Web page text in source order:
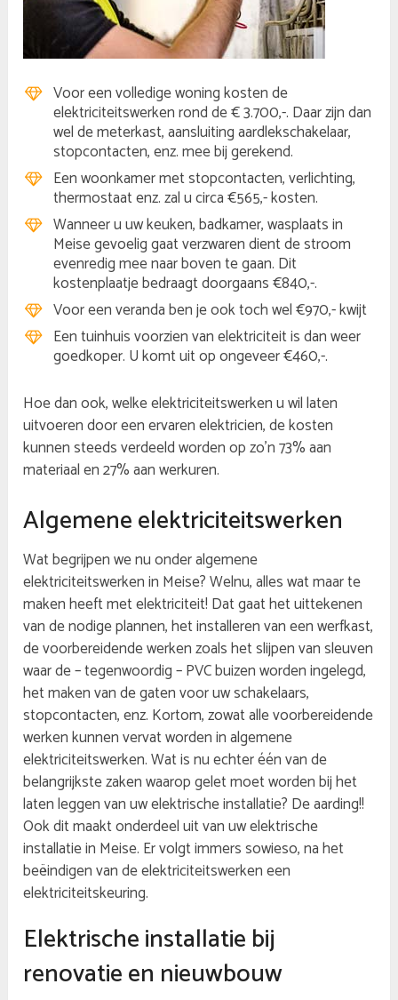
Voor een volledige woning kosten de
elektriciteitswerken rond de € 3.700,-. Daar zijn dan
wel de meterkast, aansluiting aardlekschakelaar,
stopcontacten, enz. mee bij gerekend.
Een woonkamer met stopcontacten, verlichting,
thermostaat enz. zal u circa €565,- kosten.
Wanneer u uw keuken, badkamer, wasplaats in
Meise gevoelig gaat verzwaren dient de stroom
evenredig mee naar boven te gaan. Dit
kostenplaatje bedraagt doorgaans €840,-.
Voor een veranda ben je ook toch wel €970,- kwijt
Een tuinhuis voorzien van elektriciteit is dan weer
goedkoper. U komt uit op ongeveer €460,-.
Hoe dan ook, welke elektriciteitswerken u wil laten
uitvoeren door een ervaren elektricien, de kosten
kunnen steeds verdeeld worden op zo’n 73% aan
materiaal en 27% aan werkuren.
Algemene elektriciteitswerken
Wat begrijpen we nu onder algemene
elektriciteitswerken in Meise? Welnu, alles wat maar te
maken heeft met elektriciteit! Dat gaat het uittekenen
van de nodige plannen, het installeren van een werfkast,
de voorbereidende werken zoals het slijpen van sleuven
waar de – tegenwoordig – PVC buizen worden ingelegd,
het maken van de gaten voor uw schakelaars,
stopcontacten, enz. Kortom, zowat alle voorbereidende
werken kunnen vervat worden in algemene
elektriciteitswerken. Wat is nu echter één van de
belangrijkste zaken waarop gelet moet worden bij het
laten leggen van uw elektrische installatie? De aarding!!
Ook dit maakt onderdeel uit van uw elektrische
installatie in Meise. Er volgt immers sowieso, na het
beëindigen van de elektriciteitswerken een
elektriciteitskeuring.
Elektrische installatie bij
renovatie en nieuwbouw